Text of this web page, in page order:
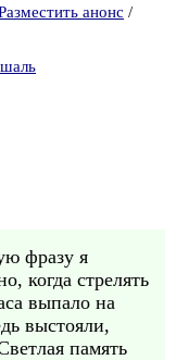
анонс /
фразу я
когда стрелять
выпало на
выстояли,
память